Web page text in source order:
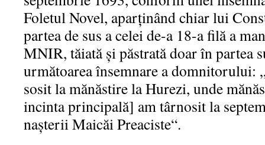
Foletul Novel, aparținând chiar lui
partea de sus a celei de-a 18-a filă a
MNIR, tăiată și păstrată doar în partea
următoarea însemnare a domnitorului:
sosit la mănăstire la Hurezi, unde
incinta principală] am târnosit la
nașterii Maicăi Preaciste“.